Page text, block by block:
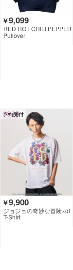
￥9,099
RED HOT CHILI PEPPER
S
Pullover
予約受付
￥9,900
ジョジョの奇妙な冒険×gl
amb
T-Shirt